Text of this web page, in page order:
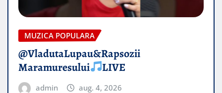
MUZICA POPULARA
@VladutaLupau&Rapsozii
Maramuresului
LIVE
admin aug. 4, 2026